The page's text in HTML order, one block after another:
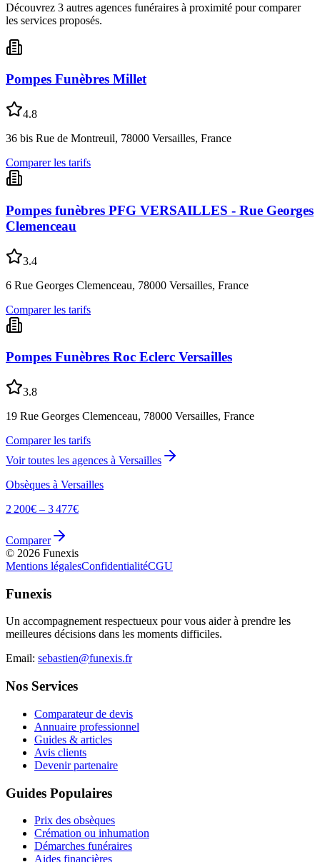
Découvrez 3 autres agences funéraires à proximité pour comparer
les services proposés.
Pompes Funèbres Millet
4.8
36 bis Rue de Montreuil, 78000 Versailles, France
Comparer les tarifs
Pompes funèbres PFG VERSAILLES - Rue Georges
Clemenceau
3.4
6 Rue Georges Clemenceau, 78000 Versailles, France
Comparer les tarifs
Pompes Funèbres Roc Eclerc Versailles
3.8
19 Rue Georges Clemenceau, 78000 Versailles, France
Comparer les tarifs
Voir toutes les agences à Versailles
Obsèques à Versailles
2 200€ – 3 477€
Comparer
© 2026 Funexis
Mentions légalesConfidentialitéCGU
Funexis
Un accompagnement respectueux pour vous aider à prendre les
meilleures décisions dans les moments difficiles.
Email: sebastien@funexis.fr
Nos Services
Comparateur de devis
Annuaire professionnel
Guides & articles
Avis clients
Devenir partenaire
Guides Populaires
Prix des obsèques
Crémation ou inhumation
Démarches funéraires
Aides financières